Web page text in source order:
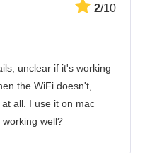
2/10
unclear if it's working
the WiFi doesn't,...
all. I use it on mac
well?